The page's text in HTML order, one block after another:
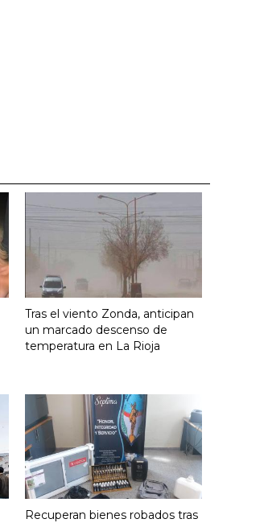
Tras el viento Zonda, anticipan
un marcado descenso de
temperatura en La Rioja
Recuperan bienes robados tras